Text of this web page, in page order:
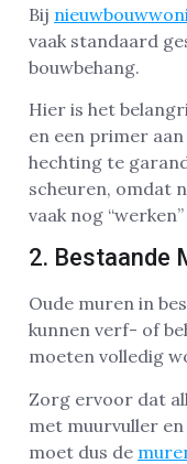
Bij
vaak standaard
bouwbehang.
Hier is het
en een primer
hechting te
scheuren, omdat
vaak nog
2. Bestaande
Oude muren in
kunnen verf- of
moeten volledig
Zorg ervoor dat
met muurvuller
moet dus de